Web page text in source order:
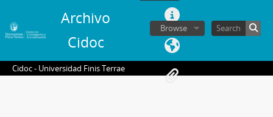
Archivo
Cidoc
Browse
Cidoc - Universidad Finis Terrae